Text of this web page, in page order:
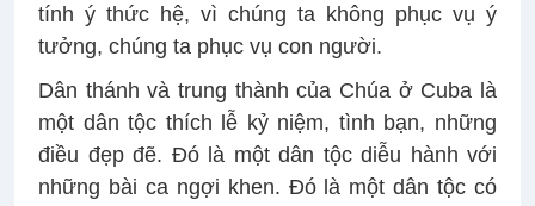
tính ý thức hệ, vì chúng ta không phục vụ ý
tưởng, chúng ta phục vụ con người.
Dân thánh và trung thành của Chúa ở Cuba là
một dân tộc thích lễ kỷ niệm, tình bạn, những
điều đẹp đẽ. Đó là một dân tộc diễu hành với
những bài ca ngợi khen. Đó là một dân tộc có